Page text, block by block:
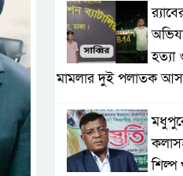
মামলার দুই পলাতক
শিল্প